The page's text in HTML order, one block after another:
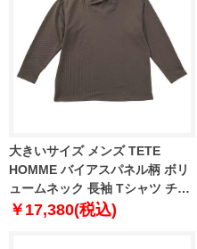
大きいサイズ メンズ TETE
HOMME バイアスパネル柄 ボリ
ュームネック 長袖 Tシャツ チャ
コール 1278-5646-3 3L 4L 5L
￥17,380(税込)